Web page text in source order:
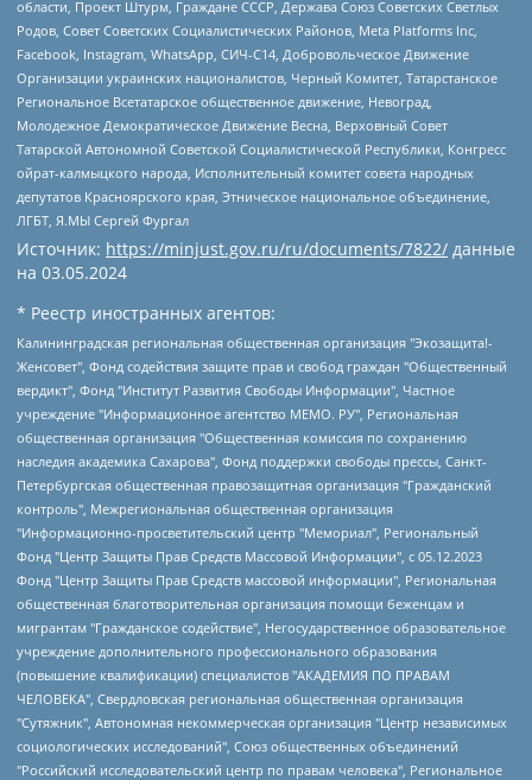
области, Проект Штурм, Граждане СССР, Держава Союз Советских Светлых
Родов, Совет Советских Социалистических Районов, Meta Platforms Inc,
Facebook, Instagram, WhatsApp, СИЧ-С14, Добровольческое Движение
Организации украинских националистов, Черный Комитет, Татарстанское
Региональное Всетатарское общественное движение, Невоград,
Молодежное Демократическое Движение Весна, Верховный Совет
Татарской Автономной Советской Социалистической Республики, Конгресс
ойрат-калмыцкого народа, Исполнительный комитет совета народных
депутатов Красноярского края, Этническое национальное объединение,
ЛГБТ, Я.МЫ Сергей Фургал
Источник: https://minjust.gov.ru/ru/documents/7822/ данные
на 03.05.2024
* Реестр иностранных агентов:
Калининградская региональная общественная организация "Экозащита!-Женсовет", Фонд содействия защите прав и свобод граждан "Общественный вердикт", Фонд "Институт Развития Свободы Информации", Частное учреждение "Информационное агентство МЕМО. РУ", Региональная общественная организация "Общественная комиссия по сохранению наследия академика Сахарова", Фонд поддержки свободы прессы, Санкт-Петербургская общественная правозащитная организация "Гражданский контроль", Межрегиональная общественная организация "Информационно-просветительский центр "Мемориал", Региональный Фонд "Центр Защиты Прав Средств Массовой Информации", с 05.12.2023 Фонд "Центр Защиты Прав Средств массовой информации", Региональная общественная благотворительная организация помощи беженцам и мигрантам "Гражданское содействие", Негосударственное образовательное учреждение дополнительного профессионального образования (повышение квалификации) специалистов "АКАДЕМИЯ ПО ПРАВАМ ЧЕЛОВЕКА", Свердловская региональная общественная организация "Сутяжник", Автономная некоммерческая организация "Центр независимых социологических исследований", Союз общественных объединений "Российский исследовательский центр по правам человека", Региональное общественное учреждение научно-информационный центр "МЕМОРИАЛ", Некоммерческая организация "Фонд защиты гласности", Автономная некоммерческая организация "Институт прав человека", Городская общественная организация "Екатеринбургское общество "МЕМОРИАЛ", Городская общественная организация "Рязанское историко-просветительское и правозащитное общество "Мемориал" (Рязанский Мемориал), Челябинский региональный орган общественной самодеятельности – женское общественное объединение "Женщины Евразии", Челябинский региональный орган общественной самодеятельности "Уральская правозащитная группа", Фонд содействия защите здоровья и социальной справедливости имени Андрея Рылькова, Автономная Некоммерческая Организация "Аналитический Центр Юрия Левады", Автономная некоммерческая организация социальной поддержки населения "Проект Апрель", Региональная общественная организация помощи женщинам и детям, находящимся в кризисной ситуации "Информационно-методический центр "Анна", Фонд содействия развитию массовых коммуникаций и правовому просвещению "Так-так-Так", Фонд содействия устойчивому развитию "Серебряная тайга", Свердловский региональный общественный фонд социальных проектов "Новое время", "Idel.Реалии", Кавказ.Реалии, Крым.Реалии, Телеканал Настоящее Время, Татаро-башкирская служба Радио Свобода (Azatliq Radiosi), Радио Свободная Европа/Радио Свобода (PCE/PC), "Сибирь.Реалии", "Фактограф", Благотворительный фонд помощи осужденным и их семьям, Автономная некоммерческая организация "Институт глобализации и социальных движений", Фонд "В защиту прав заключенных", Частное учреждение "Центр поддержки и содействия развитию средств массовой информации", Пензенский региональный общественный благотворительный фонд "Гражданский союз", "Север.Реалии", Некоммерческая организация Фонд "Правовая инициатива", Общество с ограниченной ответственностью "Радио Свободная Европа/Радио Свобода", Чешское информационное агентство "MEDIUM-ORIENT", Красноярская региональная общественная организация "Мы против СПИДа", Камалягин Денис Николаевич, Маркелов Сергей Евгеньевич, Пономарев Лев Александрович, Савицкая Людмила Алексеевна, Автономная некоммерческая организация "Центр по работе с проблемой насилия "НАСИЛИЮ.НЕТ", Межрегиональный профессиональный союз работников здравоохранения "Альянс врачей", Юридическое лицо, зарегистрированное в Латвийской Республике, SIA "Medusa Project" (регистрационный номер 40103797863, дата регистрации 10.06.2014), Некоммерческая организация "Фонд по борьбе с коррупцией", Автономная некоммерческая организация "Институт права и публичной политики", Баданин Роман Сергеевич, Гликин Максим Александрович, Железнова Мария Михайловна, Лукьянова Юлия Сергеевна, Маетная Елизавета Витальевна, Маняхин Петр Борисович, Чуракова Ольга Владимировна, Ярош Юлия Петровна, Юридическое лицо "The Insider SIA", зарегистрированное в Риге, Латвийская Республика (дата регистрации 26.06.2015), являющееся администратором доменного имени интернет-издания "The Insider SIA", https://theins.ru, Постернак Алексей Евгеньевич, Рубин Михаил Аркадьевич, Анин Роман Александрович, Юридическое лицо Istories fonds, зарегистрированное в Латвийской Республике (регистрационный номер 50008295751, дата регистрации 24.02.2020), Великовский Дмитрий Александрович, Долинина Ирина Николаевна, Мароховская Алеся Алексеевна, Шлейнов Роман Юрьевич, Шмагун Олеся Валентиновна, Общество с ограниченной ответственностью "Альтаир 2021", Общество с ограниченной ответственностью "Вега 2021", Общество с ограниченной ответственностью "Главный редактор 2021", Общество с ограниченной ответственностью "Ромашки монолит", Важенков Артем Валерьевич, Ивановская областная общественная организация "Центр гендерных исследований", Гурман Юрий Альбертович, Медиапроект "ОВД-Инфо", Егоров Владимир Владимирович, Жилинский Владимир Александрович, Общество с ограниченной ответственностью "ЗП", Иванова София Юрьевна, Карезина Инна Павловна, Кильтау Екатерина Викторовна, Петров Алексей Викторович, Пискунов Сергей Евгеньевич, Смирнов Сергей Сергеевич, Тихонов Михаил Сергеевич, Общество с ограниченной ответственностью "ЖУРНАЛИСТ-ИНОСТРАННЫЙ АГЕНТ", Арапова Галина Юрьевна, Вольтская Татьяна Анатольевна, Американская компания "Mason G.E.S. Anonymous Foundation" (США), являющаяся владельцем интернет-издания https://mnews.world/, Компания "Stichting Bellingcat", зарегистрированная в Нидерландах (дата регистрации 11.07.2018), Захаров Андрей Вячеславович, Клепиковская Екатерина Дмитриевна, Общество с ограниченной ответственностью "МЕМО", Перл Роман Александрович, Симонов Евгений Алексеевич, Соловьева Елена Анатольевна, Сотников Даниил Владимирович, Сурначева Елизавета Дмитриевна, Автономная некоммерческая организация по защите прав человека и информированию населения "Якутия – Наше Мнение", Общество с ограниченной ответственностью "Москоу диджитал медиа", с 26.01.2023 Общество с ограниченной ответственностью "Чайка Белые сады", Ветошкина Валерия Валерьевна, Заговора Максим Александрович, Межрегиональное общественное движение "Российская ЛГБТ - сеть", Оленичев Максим Владимирович, Павлов Иван Юрьевич, Скворцова Елена Сергеевна, Общество с ограниченной ответственностью "Как бы инагент", Кочетков Игорь Викторович, Общество с ограниченной ответственностью "Честные выборы", Еланчик Олег Александрович, Общество с ограниченной ответственностью "Нобелевский призыв", Гималова Регина Эмилевна, Григорьев Андрей Валерьевич, Григорьева Алина Александровна, Ассоциация по содействию защите прав призывников, альтернативнослужащих и военнослужащих "Правозащитная группа "Гражданин.Армия.Право", Хисамова Регина Фаритовна, Автономная некоммерческая организация по реализации социально-правовых программ "Лилит", Дальневосточное общественное движение "Маяк", Санкт-Петербургская ЛГБТ-инициативная группа "Выход", Инициативная группа ЛГБТ+ "Реверс", Алексеев Андрей Викторович, Бекбулатова Таисия Львовна, Беляев Иван Михайлович, Владыкина Елена Сергеевна, Гельман Марат Александрович, Никульшина Вероника Юрьевна, Толоконникова Надежда Андреевна, Шендерович Виктор Анатольевич, Общество с ограниченной ответственностью "Данное сообщение", Общество с ограниченной ответственностью Издательский дом "Новая глава", Айнбиндер Александра Александровна, Московский комьюнити-центр для ЛГБТ+инициатив, Благотворительный фонд развития филантропии, Deutsche Welle (Германия, Kurt-Schumacher-Strasse 3, 53113 Bonn), Борзунова Мария Михайловна, Воробьев Виктор Викторович, Голубева Анна Львовна, Константинова Алла Михайловна, Малкова Ирина Владимировна, Мурадов Мурад Абдулгалимович, Осетинская Елизавета Николаевна, Понасенков Евгений Николаевич, Ганапольский Матвей Юрьевич, Киселев Евгений Алексеевич, Борухович Ирина Григорьевна, Дремин Иван Тимофеевич, Дубровский Дмитрий Викторович, Красноярская региональная общественная организация поддержки и развития альтернативных образовательных технологий и межкультурных коммуникаций "ИНТЕРРА", Маяковская Екатерина Алексеевна, Фейгин Марк Захарович, Филимонов Андрей Викторович, Дзугкоева Регина Николаевна, Доброхотов Роман Александрович, Дудь Юрий Александрович, Елкин Сергей Владимирович, Кругликов Кирилл Игоревич, Сабунаева Мария Леонидовна, Семенов Алексей Владимирович, Шаинян Карен Багратович, Шульман Екатерина Михайловна, Асафьев Артур Валерьевич, Вахштайн Виктор Семенович, Венедиктов Алексей Алексеевич, Лушникова Екатерина Евгеньевна, Волков Леонид Михайлович, Невзоров Александр Глебович, Пархоменко Сергей Борисович, Сироткин Ярослав Николаевич, Кара-Мурза Владимир Владимирович, Баранова Наталья Владимировна, Гозман Леонид Яковлевич, Кагарлицкий Борис Юльевич, Климарев Михаил Валерьевич, Милов Владимир Станиславович, Автономная некоммерческая организация Краснодарский центр современного искусства "Типография", Моргенштерн Алишер Тагирович, Соболь Любовь Эдуардовна, Общество с ограниченной ответственностью "ЛИЗА НОРМ", Каспаров Гарри Кимович, Ходорковский Михаил Борисович, Общество с ограниченной ответственностью "Апрельские тезисы", Данилович Ирина Брониславовна, Кашин Олег Владимирович, Петров Николай Владимирович, Пивоваров Алексей Владимирович, Соколов Михаил Владимирович, Цветкова Юлия Владимировна, Чичваркин Евгений Александрович, Комитет против пыток/Команда против пыток, Общество с ограниченной ответственностью "Первый научный", Общество с ограниченной ответственностью "Вертолет и ко", Белоцерковская Вероника Борисовна, Кац Максим Евгеньевич, Лазарева Татьяна Юрьевна, Шаведдинов Руслан Табризович, Яшин Илья Валерьевич, Общество с ограниченной ответственностью "Иноагент ААВ", Алешковский Дмитрий Петрович, Альбац Евгения Марковна, Быков Дмитрий Львович, Галямина Юлия Евгеньевна, Лойко Сергей Леонидович, Мартынов Кирилл Константинович, Медведев Сергей Александрович, Крашенинников Федор Геннадиевич, Гордеева Катерина Вл